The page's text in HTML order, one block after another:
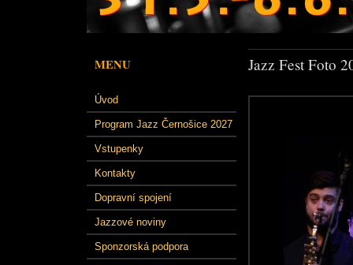
MENU
Úvod
Program Jazz Černošice 2027
Vstupenky
Kontakty
Dopravní spojení
Jazzové noviny
Sponzorská podpora
Jazz Fest Foto